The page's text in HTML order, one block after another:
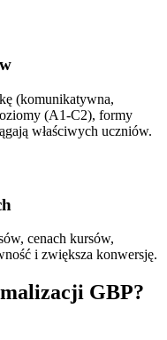
(komunikatywna,
(A1-C2), formy
właściwych uczniów.
cenach kursów,
i zwiększa konwersję.
GBP?